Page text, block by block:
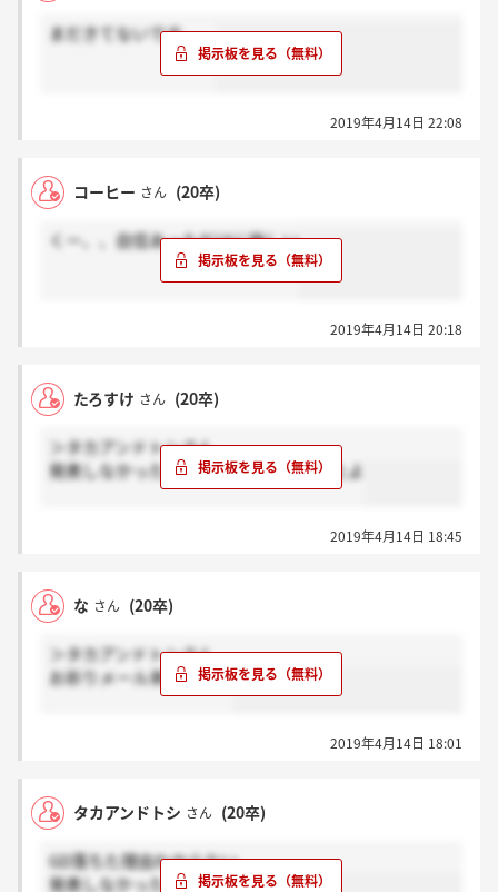
まだきてないです、、
2019年4月14日 22:08
コーヒー さん (20卒)
くー、、自信あっただけに悔しい
2019年4月14日 20:18
たろすけ さん (20卒)
＞タカアンドトシさん
発表しなかったですけど、通過しましたよ
2019年4月14日 18:45
な さん (20卒)
＞タカアンドトシさん
お祈りメール来ました？
2019年4月14日 18:01
タカアンドトシ さん (20卒)
GD落ちた理由わからない。
発表しなかったから？